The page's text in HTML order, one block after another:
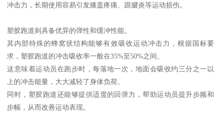
冲击力，长期使用容易引发膝盖疼痛、跟腱炎等运动损伤。
塑胶跑道则具备优异的弹性和缓冲性能。
其内部特殊的蜂窝状结构能够有效吸收运动冲击力，根据国标要
求，塑胶跑道的冲击吸收率一般在35%至50%之间。
这意味着运动员在跑步时，每落地一次，地面会吸收约三分之一以
上的冲击能量，大大减轻了身体负荷。
同时，塑胶跑道还能够提供适度的回弹力，帮助运动员提升步频和
步幅，从而改善运动表现。